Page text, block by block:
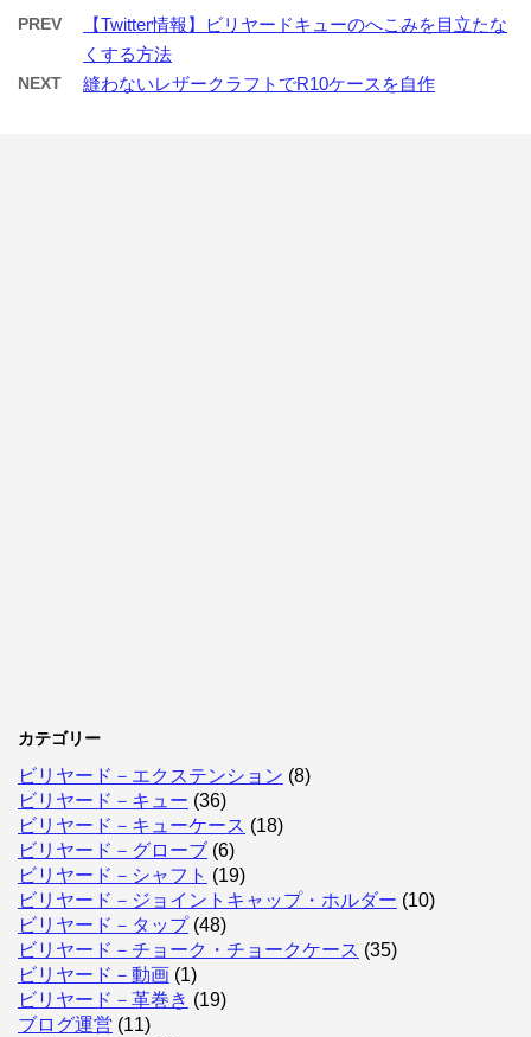
PREV
【Twitter情報】ビリヤードキューのへこみを目立たな
くする方法
NEXT 縫わないレザークラフトでR10ケースを自作
カテゴリー
ビリヤード－エクステンション (8)
ビリヤード－キュー (36)
ビリヤード－キューケース (18)
ビリヤード－グローブ (6)
ビリヤード－シャフト (19)
ビリヤード－ジョイントキャップ・ホルダー (10)
ビリヤード－タップ(48)
ビリヤード－チョーク・チョークケース (35)
ビリヤード－動画 (1)
ビリヤード－革巻き (19)
ブログ運営 (11)